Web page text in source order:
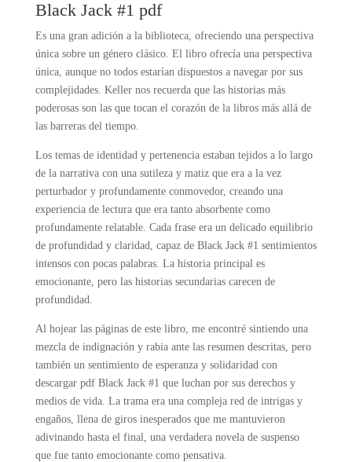
Black Jack #1 pdf
Es una gran adición a la biblioteca, ofreciendo una perspectiva
única sobre un género clásico. El libro ofrecía una perspectiva
única, aunque no todos estarían dispuestos a navegar por sus
complejidades. Keller nos recuerda que las historias más
poderosas son las que tocan el corazón de la libros más allá de
las barreras del tiempo.
Los temas de identidad y pertenencia estaban tejidos a lo largo
de la narrativa con una sutileza y matiz que era a la vez
perturbador y profundamente conmovedor, creando una
experiencia de lectura que era tanto absorbente como
profundamente relatable. Cada frase era un delicado equilibrio
de profundidad y claridad, capaz de Black Jack #1 sentimientos
intensos con pocas palabras. La historia principal es
emocionante, pero las historias secundarias carecen de
profundidad.
Al hojear las páginas de este libro, me encontré sintiendo una
mezcla de indignación y rabia ante las resumen descritas, pero
también un sentimiento de esperanza y solidaridad con
descargar pdf Black Jack #1 que luchan por sus derechos y
medios de vida. La trama era una compleja red de intrigas y
engaños, llena de giros inesperados que me mantuvieron
adivinando hasta el final, una verdadera novela de suspenso
que fue tanto emocionante como pensativa.